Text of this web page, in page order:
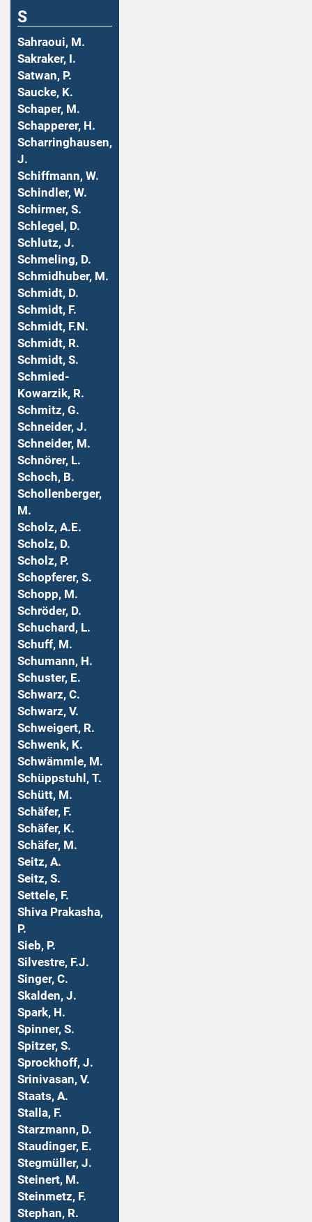
S
Sahraoui, M.
Sakraker, I.
Satwan, P.
Saucke, K.
Schaper, M.
Schapperer, H.
Scharringhausen,
J.
Schiffmann, W.
Schindler, W.
Schirmer, S.
Schlegel, D.
Schlutz, J.
Schmeling, D.
Schmidhuber, M.
Schmidt, D.
Schmidt, F.
Schmidt, F.N.
Schmidt, R.
Schmidt, S.
Schmied-
Kowarzik, R.
Schmitz, G.
Schneider, J.
Schneider, M.
Schnörer, L.
Schoch, B.
Schollenberger,
M.
Scholz, A.E.
Scholz, D.
Scholz, P.
Schopferer, S.
Schopp, M.
Schröder, D.
Schuchard, L.
Schuff, M.
Schumann, H.
Schuster, E.
Schwarz, C.
Schwarz, V.
Schweigert, R.
Schwenk, K.
Schwämmle, M.
Schüppstuhl, T.
Schütt, M.
Schäfer, F.
Schäfer, K.
Schäfer, M.
Seitz, A.
Seitz, S.
Settele, F.
Shiva Prakasha,
P.
Sieb, P.
Silvestre, F.J.
Singer, C.
Skalden, J.
Spark, H.
Spinner, S.
Spitzer, S.
Sprockhoff, J.
Srinivasan, V.
Staats, A.
Stalla, F.
Starzmann, D.
Staudinger, E.
Stegmüller, J.
Steinert, M.
Steinmetz, F.
Stephan, R.